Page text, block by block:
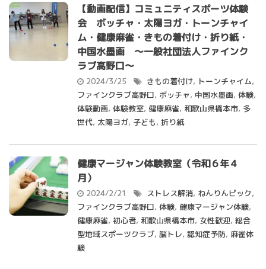
【動画配信】コミュニティスポーツ体験
会 ボッチャ・太陽ヨガ・トーンチャイ
ム・健康麻雀・きもの着付け・折り紙・
中国水墨画 ～一般社団法人ファインク
ラブ高野口～
2024/3/25 きもの着付け, トーンチャイム,
ファインクラブ高野口, ボッチャ, 中国水墨画, 体験,
体験動画, 体験教室, 健康麻雀, 和歌山県橋本市, 多
世代, 太陽ヨガ, 子ども, 折り紙
健康マージャン体験教室（令和６年４
月）
2024/2/21 ストレス解消, ねんりんピック,
ファインクラブ高野口, 体験, 健康マージャン体験,
健康麻雀, 初心者, 和歌山県橋本市, 女性歓迎, 総合
型地域スポーツクラブ, 脳トレ, 認知症予防, 麻雀体
験